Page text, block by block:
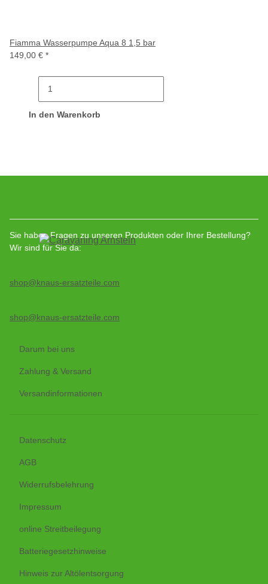
Fiamma Wasserpumpe Aqua 8 1,5 bar
149,00 € *
In den Warenkorb
Sie haben Fragen zu unseren Produkten oder Ihrer Bestellung?
Wir sind für Sie da:
shop@knaus-ersatzteile.com
shop@knaus-ersatzteile.com
Darum bei uns
Zahlung & Versand
Versandinformationen
Datenschutz
AGB
Widerrufsbelehrung
Impressum
online Streitbeilegung
Batteriegesetzhinweise
Hinweis zur Altölentsorgung